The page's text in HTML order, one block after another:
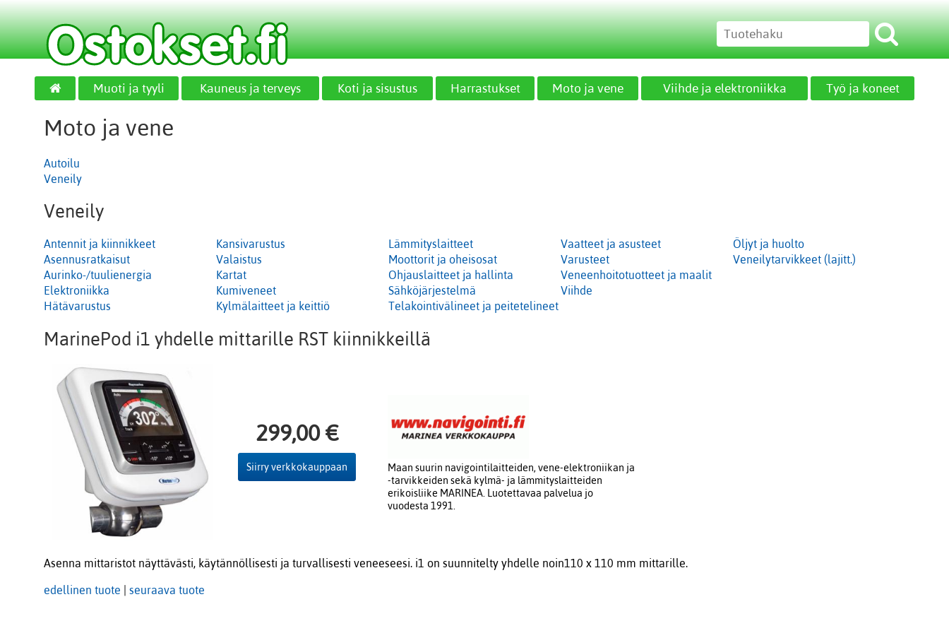
Muoti ja tyyli Kauneus ja terveys Koti ja sisustus Harrastukset Moto ja vene Viihde ja elektroniikka Työ ja koneet
Moto ja vene
Autoilu
Veneily
Veneily
Antennit ja kiinnikkeet
Asennusratkaisut
Aurinko-/tuulienergia
Elektroniikka
Hätävarustus
Kansivarustus
Valaistus
Kartat
Kumiveneet
Kylmälaitteet ja keittiö
Lämmityslaitteet
Moottorit ja oheisosat
Ohjauslaitteet ja hallinta
Sähköjärjestelmä
Telakointivälineet ja peitetelineet
Vaatteet ja asusteet
Varusteet
Veneenhoitotuotteet ja maalit
Viihde
Öljyt ja huolto
Veneilytarvikkeet (lajitt.)
MarinePod i1 yhdelle mittarille RST kiinnikkeillä
299,00 €
Siirry verkkokauppaan
Maan suurin navigointilaitteiden, vene-elektroniikan ja
-tarvikkeiden sekä kylmä- ja lämmityslaitteiden
erikoisliike MARINEA. Luotettavaa palvelua jo
vuodesta 1991.
Asenna mittaristot näyttävästi, käytännöllisesti ja turvallisesti veneeseesi. i1 on suunnitelty yhdelle noin110 x 110 mm mittarille.
edellinen tuote seuraava tuote